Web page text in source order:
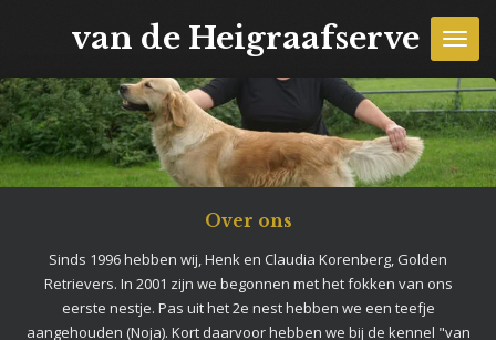
de
hoofdinhoud
van de Heigraafserve
Over ons
Sinds 1996 hebben wij, Henk en Claudia Korenberg, Golden
Retrievers. In 2001 zijn we begonnen met het fokken van ons
eerste nestje. Pas uit het 2e nest hebben we een teefje
aangehouden (Noja). Kort daarvoor hebben we bij de kennel "van